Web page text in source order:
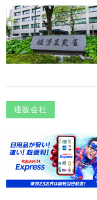
通販会社